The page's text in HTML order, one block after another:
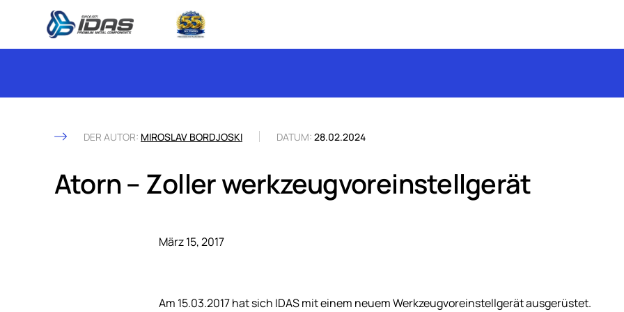
Skip to content
Atorn – Zoller werkzeugvoreinstellgerät
DER AUTOR: MIROSLAV BORDJOSKI DATUM: 28.02.2024
März 15, 2017
Am 15.03.2017 hat sich IDAS mit einem neuem Werkzeugvoreinstellgerät ausgerüstet.